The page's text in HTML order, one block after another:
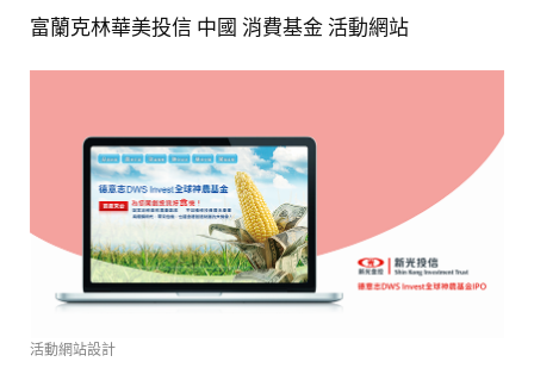
富蘭克林華美投信 中國 消費基金 活動網站
活動網站設計